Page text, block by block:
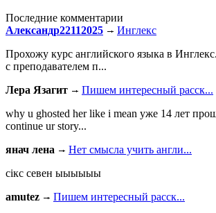
Последние комментарии
Александр22112025
Инглекс
Прохожу курс английского языка в
с преподавателем п...
Лера Язагит
Пишем интересный расск...
why u ghosted her like i mean уже 14 лет
continue ur story...
янач лена
Нет смысла учить англи...
сiкс севен ыыыыыы
amutez
Пишем интересный расск...